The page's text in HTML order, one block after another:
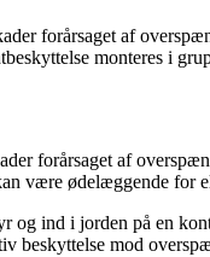
forårsaget af
monteres i
forårsaget af
være ødelæggende
ind i jorden på en
beskyttelse mod